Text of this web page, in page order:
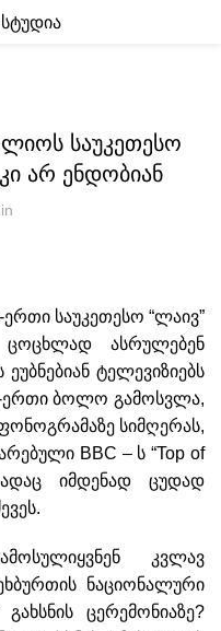
საუკეთესო
არ ენდობიან
საუკეთესო “ლაივ”
ცოცხლად ასრულებენ
ტელევიზიებს
ბოლო გამოსვლა,
სიმღერას,
BBC – ს “Top of
იმდენად ცუდად
კვლავ
ნაციონალური
ცერემონიაზე?